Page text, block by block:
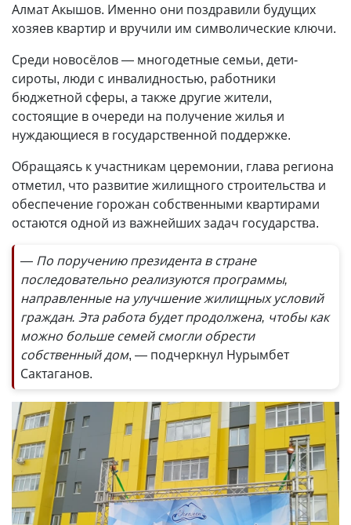
Алмат Акышов. Именно они поздравили будущих
хозяев квартир и вручили им символические ключи.
Среди новосёлов — многодетные семьи, дети-
сироты, люди с инвалидностью, работники
бюджетной сферы, а также другие жители,
состоящие в очереди на получение жилья и
нуждающиеся в государственной поддержке.
Обращаясь к участникам церемонии, глава региона
отметил, что развитие жилищного строительства и
обеспечение горожан собственными квартирами
остаются одной из важнейших задач государства.
— По поручению президента в стране
последовательно реализуются программы,
направленные на улучшение жилищных условий
граждан. Эта работа будет продолжена, чтобы как
можно больше семей смогли обрести
собственный дом, — подчеркнул Нурымбет
Сактаганов.